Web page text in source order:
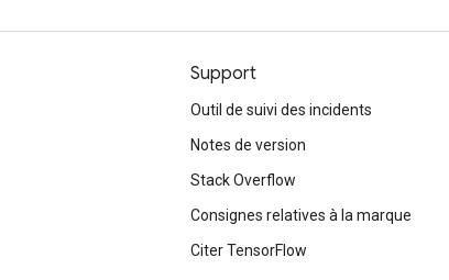
Support
Outil de suivi des incidents
Notes de version
Stack Overflow
Consignes relatives à la marque
Citer TensorFlow